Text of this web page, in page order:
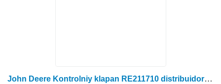
John Deere Kontrolniy klapan RE211710 distribuidor hidráulico para John Deere 7630 tractor de ruedas